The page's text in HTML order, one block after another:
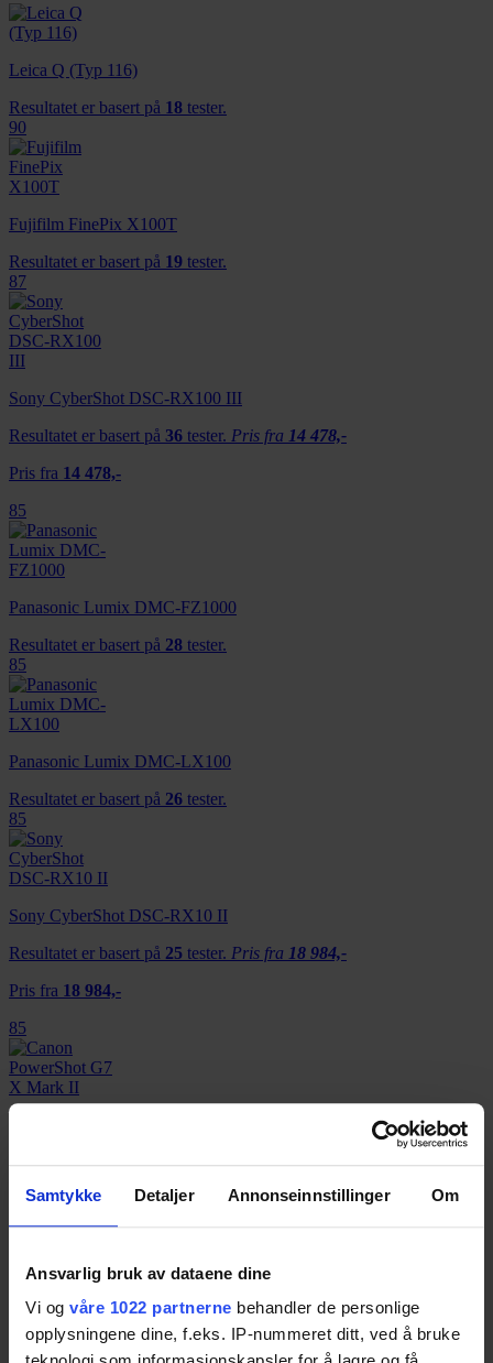
Samtykke Detaljer Annonseinnstillinger Om
Ansvarlig bruk av dataene dine
Vi og våre 1022 partnerne behandler de personlige
opplysningene dine, f.eks. IP-nummeret ditt, ved å bruke
Leica Q (Typ 116)
Resultatet er basert på 18 tester.
90
Fujifilm FinePix X100T
Resultatet er basert på 19 tester.
87
Sony CyberShot DSC-RX100 III
Resultatet er basert på 36 tester. Pris fra 14 478,-
Pris fra 14 478,-
85
Panasonic Lumix DMC-FZ1000
Resultatet er basert på 28 tester.
85
Panasonic Lumix DMC-LX100
Resultatet er basert på 26 tester.
85
Sony CyberShot DSC-RX10 II
Resultatet er basert på 25 tester. Pris fra 18 984,-
Pris fra 18 984,-
85
Resultatet er basert på13tester.Pris fra10 383,-
Pris fra10 383,-
Sony CyberShot DSC-RX1R II